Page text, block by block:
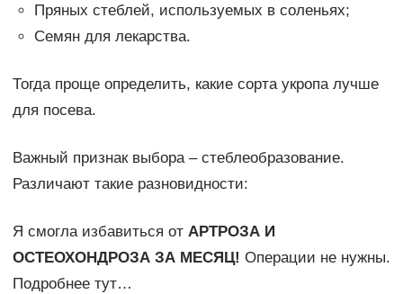
Пряных стеблей, используемых в соленьях;
Семян для лекарства.
Тогда проще определить, какие сорта укропа лучше
для посева.
Важный признак выбора – стеблеобразование.
Различают такие разновидности:
Я смогла избавиться от АРТРОЗА И
ОСТЕОХОНДРОЗА ЗА МЕСЯЦ! Операции не нужны.
Подробнее тут…